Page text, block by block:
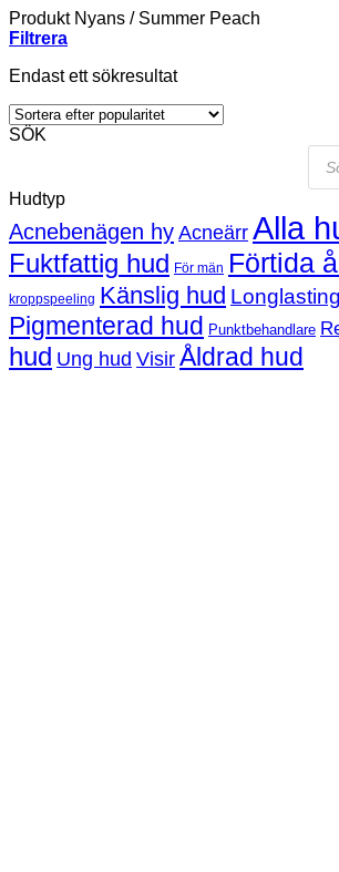
Produkt Nyans /Summer Peach
Filtrera
Endast ett sökresultat
SÖK
Hudtyp
Acnebenägen hy Acneärr Alla
Fuktfattig hud För män Förtida
kroppspeeling Känslig hud Longlasting
Pigmenterad hud Punktbehandlare
hud Ung hud VisirÅldrad hud